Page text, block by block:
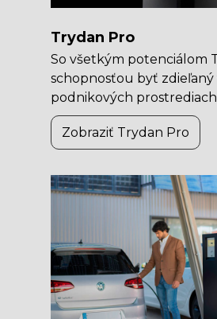
Trydan Pro
So všetkým potenciálom
schopnosťou byť zdieľaný
podnikových
Zobraziť Trydan Pro